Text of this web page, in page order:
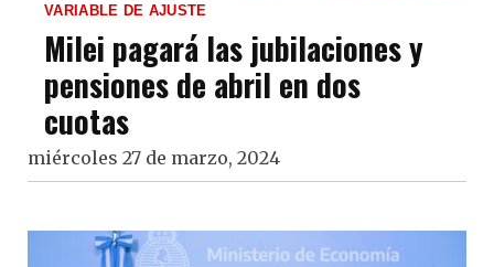
VARIABLE DE AJUSTE
Milei pagará las jubilaciones y
pensiones de abril en dos
cuotas
miércoles 27 de marzo, 2024